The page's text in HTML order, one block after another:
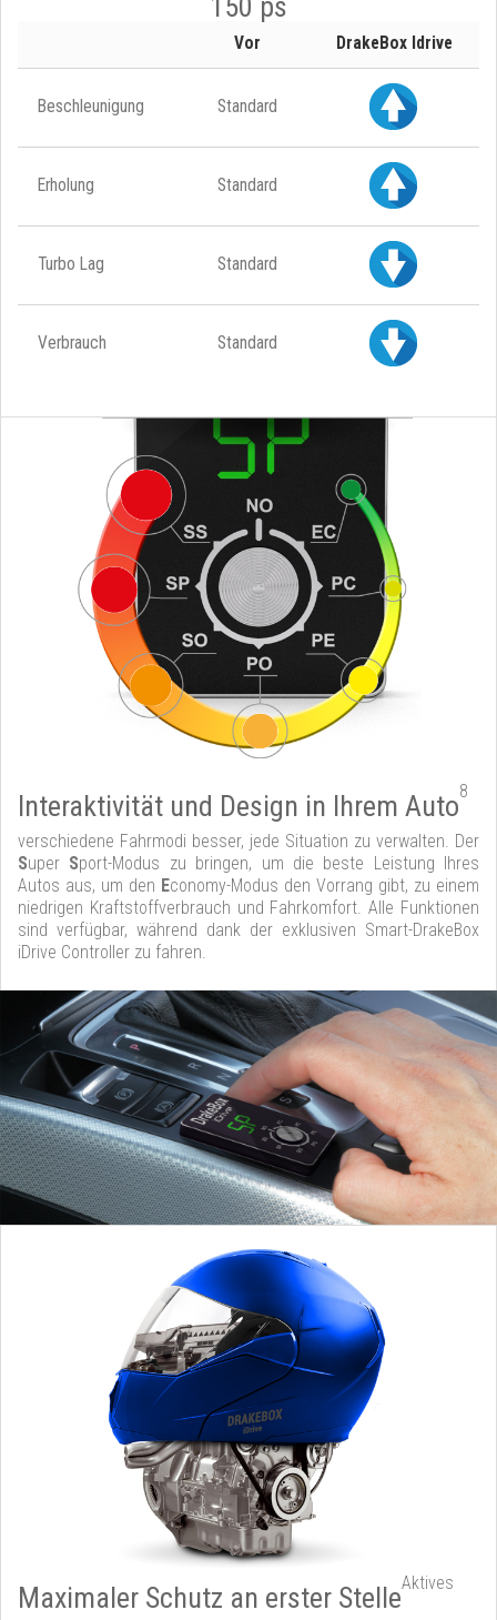
Vor DrakeBox Idrive
Beschleunigung Standard
Erholung Standard
Turbo Lag Standard
Verbrauch Standard
Interaktivität und Design in Ihrem Auto8
verschiedene Fahrmodi besser, jede Situation zu verwalten. Der
Super Sport-Modus zu bringen, um die beste Leistung Ihres
Autos aus, um den Economy-Modus den Vorrang gibt, zu einem
niedrigen Kraftstoffverbrauch und Fahrkomfort. Alle Funktionen
sind verfügbar, während dank der exklusiven Smart-DrakeBox
iDrive Controller zu fahren.
Maximaler Schutz an erster StelleAktives